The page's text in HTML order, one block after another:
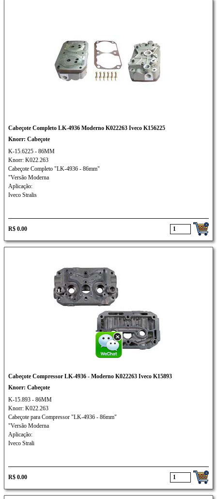
Cabeçote Completo LK-4936 Moderno K022263 Iveco K156225
Knorr: Cabeçote
K-15.6225 - 86MM
Knorr: K022.263
Cabeçote Completo "LK-4936 - 86mm"
"Versão Moderna
Aplicação:
Iveco Stralis
R$ 0.00
Cabeçote Compressor LK-4936 - Moderno K022263 Iveco K15893
Knorr: Cabeçote
K-15.893 - 86MM
Knorr: K022.263
Cabeçote para Compressor "LK-4936 - 86mm"
"Versão Moderna
Aplicação:
Iveco Strali
R$ 0.00